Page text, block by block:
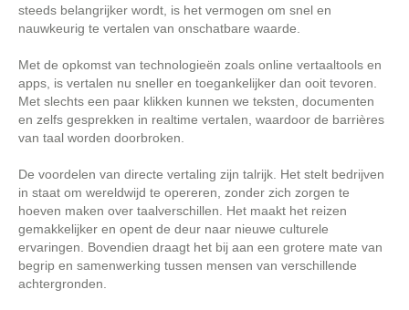
steeds belangrijker wordt, is het vermogen om snel en
nauwkeurig te vertalen van onschatbare waarde.
Met de opkomst van technologieën zoals online vertaaltools en
apps, is vertalen nu sneller en toegankelijker dan ooit tevoren.
Met slechts een paar klikken kunnen we teksten, documenten
en zelfs gesprekken in realtime vertalen, waardoor de barrières
van taal worden doorbroken.
De voordelen van directe vertaling zijn talrijk. Het stelt bedrijven
in staat om wereldwijd te opereren, zonder zich zorgen te
hoeven maken over taalverschillen. Het maakt het reizen
gemakkelijker en opent de deur naar nieuwe culturele
ervaringen. Bovendien draagt het bij aan een grotere mate van
begrip en samenwerking tussen mensen van verschillende
achtergronden.